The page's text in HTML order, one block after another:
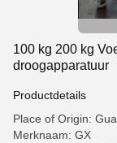
100 kg 200 kg
droogapparatuur
Productdetails
Place of Origin:
Merknaam: GX